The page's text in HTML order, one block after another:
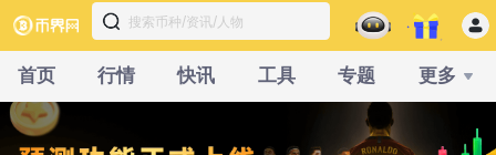
首页 行情 快讯 工具 专题 更多